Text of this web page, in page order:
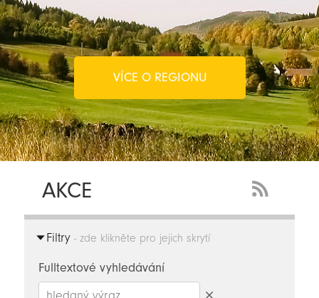
VÍCE O REGIONU
AKCE
Feed
Filtry- zde klikněte pro jejich skrytí
Fulltextové vyhledávání